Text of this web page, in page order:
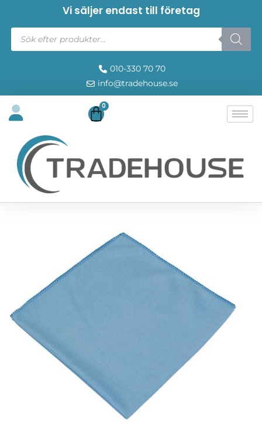
Vi säljer endast till företag
010-330 70 70
info@tradehouse.se
0